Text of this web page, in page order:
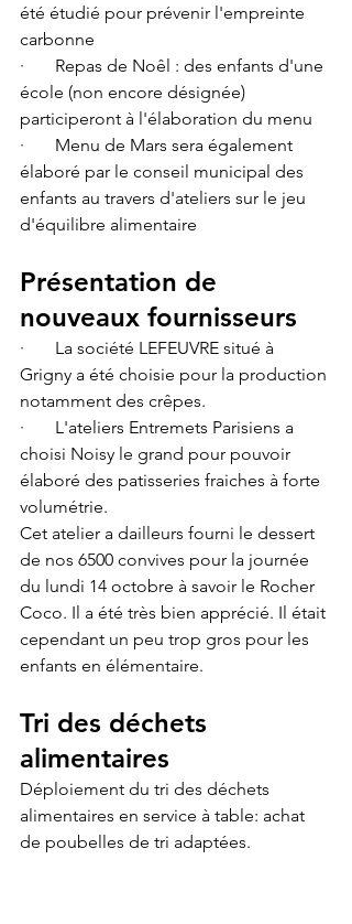
été étudié pour prévenir l'empreinte
carbonne
·       Repas de Noêl : des enfants d'une
école (non encore désignée)
participeront à l'élaboration du menu
·       Menu de Mars sera également
élaboré par le conseil municipal des
enfants au travers d'ateliers sur le jeu
d'équilibre alimentaire
Présentation de
nouveaux fournisseurs
·       La société LEFEUVRE situé à
Grigny a été choisie pour la production
notamment des crêpes.
·       L'ateliers Entremets Parisiens a
choisi Noisy le grand pour pouvoir
élaboré des patisseries fraiches à forte
volumétrie.
Cet atelier a dailleurs fourni le dessert
de nos 6500 convives pour la journée
du lundi 14 octobre à savoir le Rocher
Coco. Il a été très bien apprécié. Il était
cependant un peu trop gros pour les
enfants en élémentaire.
Tri des déchets
alimentaires
Déploiement du tri des déchets
alimentaires en service à table: achat
de poubelles de tri adaptées.